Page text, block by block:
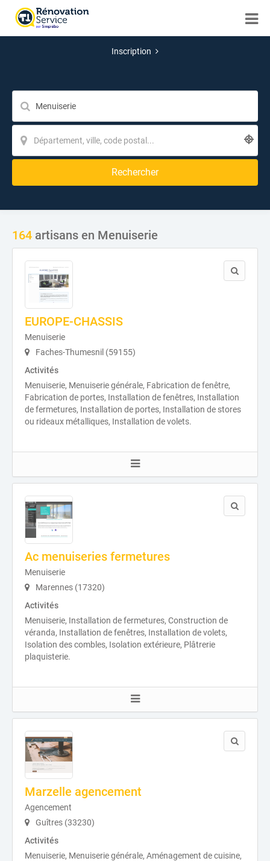
Inscription
Rechercher
164 artisans en Menuiserie
EUROPE-CHASSIS
Menuiserie
Faches-Thumesnil (59155)
Activités
Menuiserie, Menuiserie générale, Fabrication de fenêtre,
Fabrication de portes, Installation de fenêtres, Installation
de fermetures, Installation de portes, Installation de stores
ou rideaux métalliques, Installation de volets.
Ac menuiseries fermetures
Menuiserie
Marennes (17320)
Activités
Menuiserie, Installation de fermetures, Construction de
véranda, Installation de fenêtres, Installation de volets,
Isolation des combles, Isolation extérieure, Plâtrerie
plaquisterie.
Marzelle agencement
Agencement
Guîtres (33230)
Activités
Menuiserie, Menuiserie générale, Aménagement de cuisine,